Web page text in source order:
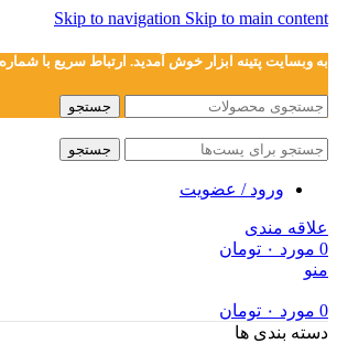
Skip to navigation Skip to main content
به وبسایت پتینه ابزار خوش آمدید. ارتباط سریع با شماره تماس
جستجو
جستجو
ورود / عضویت
علاقه مندی
0 مورد ۰ تومان
منو
0 مورد ۰ تومان
دسته بندی ها